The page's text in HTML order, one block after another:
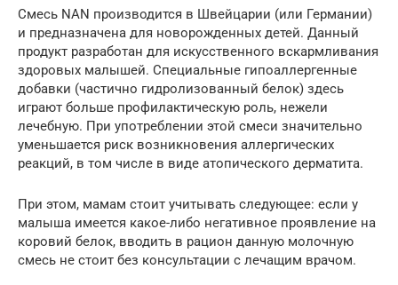
Смесь NAN производится в Швейцарии (или Германии)
и предназначена для новорожденных детей. Данный
продукт разработан для искусственного вскармливания
здоровых малышей. Специальные гипоаллергенные
добавки (частично гидролизованный белок) здесь
играют больше профилактическую роль, нежели
лечебную. При употреблении этой смеси значительно
уменьшается риск возникновения аллергических
реакций, в том числе в виде атопического дерматита.
При этом, мамам стоит учитывать следующее: если у
малыша имеется какое-либо негативное проявление на
коровий белок, вводить в рацион данную молочную
смесь не стоит без консультации с лечащим врачом.